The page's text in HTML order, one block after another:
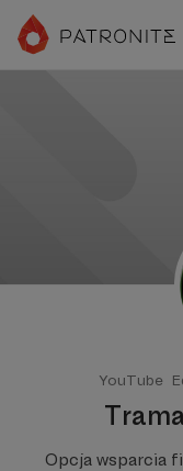
YouTube
Opcja wsparcia